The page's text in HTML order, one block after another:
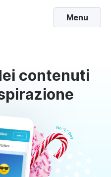
Menu
contenuti